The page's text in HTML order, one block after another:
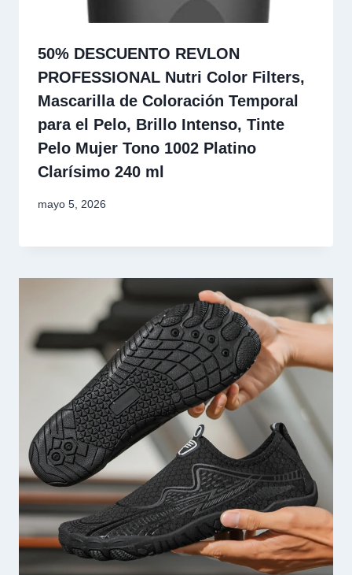
50% DESCUENTO REVLON
PROFESSIONAL Nutri Color Filters,
Mascarilla de Coloración Temporal
para el Pelo, Brillo Intenso, Tinte
Pelo Mujer Tono 1002 Platino
Clarísimo 240 ml
mayo 5, 2026